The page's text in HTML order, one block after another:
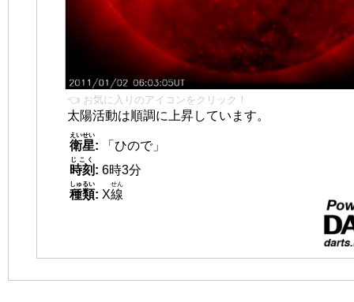
👈 お気に入りのアイコンをクリック！
太陽活動は順調に上昇しています。
衛星
えいせい
:
「ひので」
時刻
じこく
: 6時3分
種類
しゅるい
: X線
せん